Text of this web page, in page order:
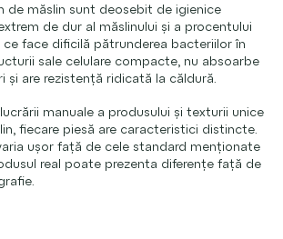
de măslin sunt deosebit de igienice
de dur al măslinului și a procentului
ce face dificilă pătrunderea bacteriilor în
sale celulare compacte, nu absoarbe
și are rezistență ridicată la căldură.
manuale a produsului și texturii unice
fiecare piesă are caracteristici distincte.
ușor față de cele standard menționate
real poate prezenta diferențe față de